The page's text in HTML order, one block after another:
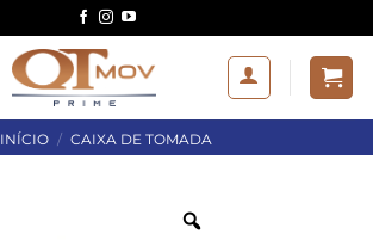
INÍCIO / CAIXA DE TOMADA